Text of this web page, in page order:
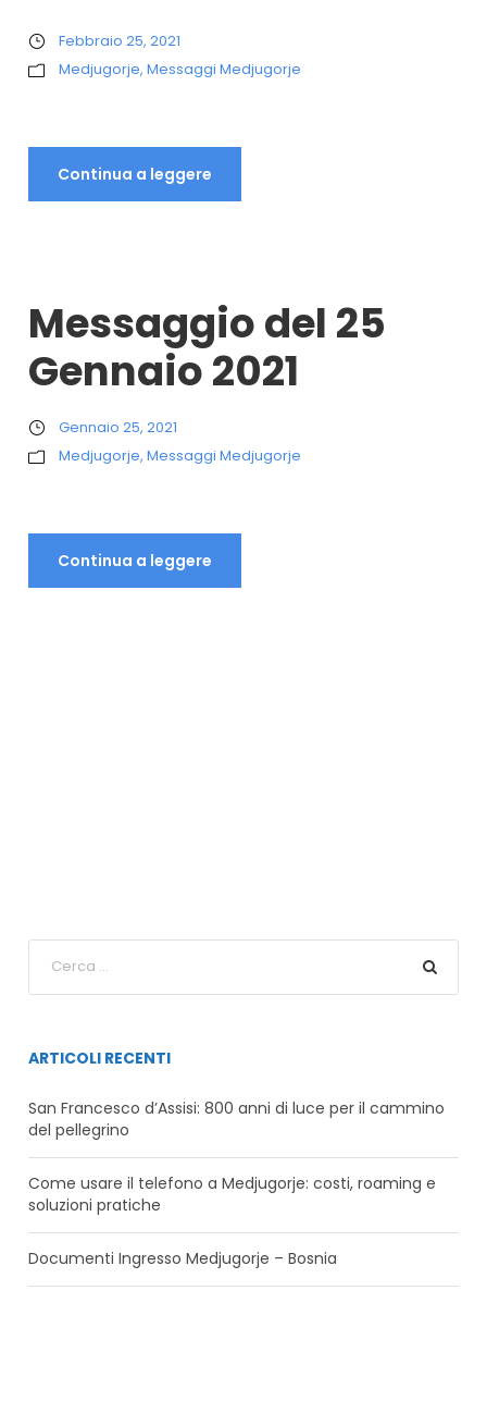
Febbraio 25, 2021
Medjugorje, Messaggi Medjugorje
Continua a leggere
Messaggio del 25
Gennaio 2021
Gennaio 25, 2021
Medjugorje, Messaggi Medjugorje
Continua a leggere
ARTICOLI RECENTI
San Francesco d’Assisi: 800 anni di luce per il cammino
del pellegrino
Come usare il telefono a Medjugorje: costi, roaming e
soluzioni pratiche
Documenti Ingresso Medjugorje – Bosnia